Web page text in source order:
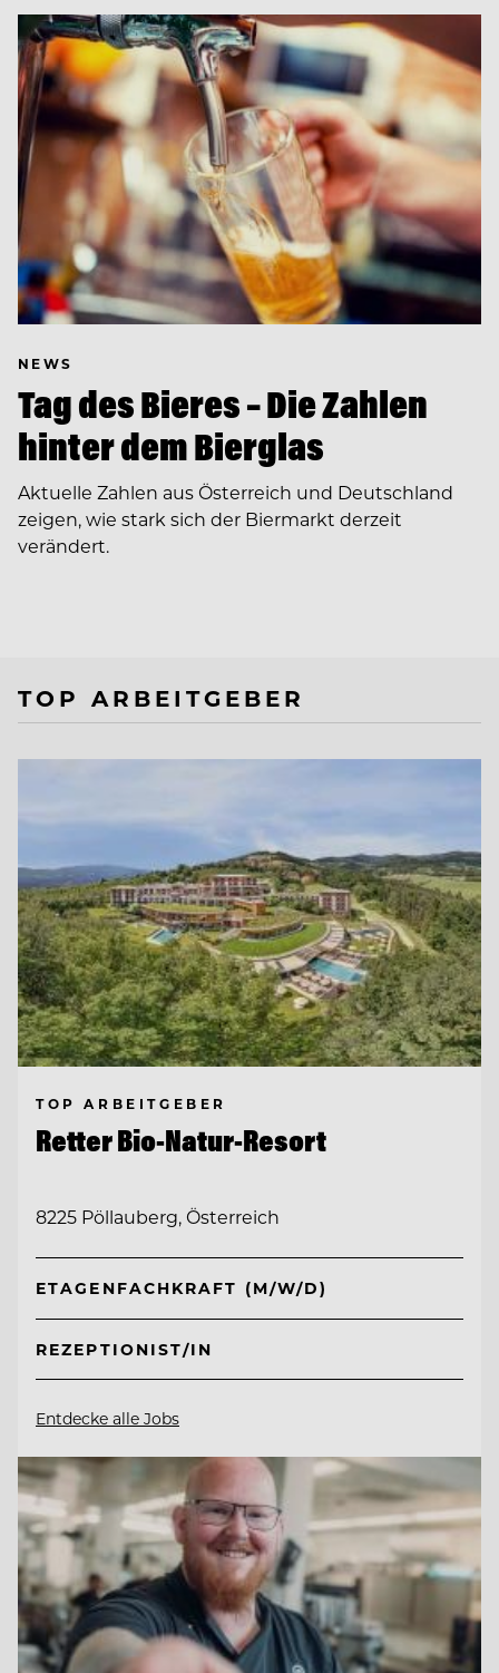
NEWS
Tag des Bieres – Die Zahlen
hinter dem Bierglas
Aktuelle Zahlen aus Österreich und Deutschland
zeigen, wie stark sich der Biermarkt derzeit
verändert.
TOP ARBEITGEBER
TOP ARBEITGEBER
Retter Bio-Natur-Resort
8225 Pöllauberg, Österreich
ETAGENFACHKRAFT (M/W/D)
REZEPTIONIST/IN
Entdecke alle Jobs